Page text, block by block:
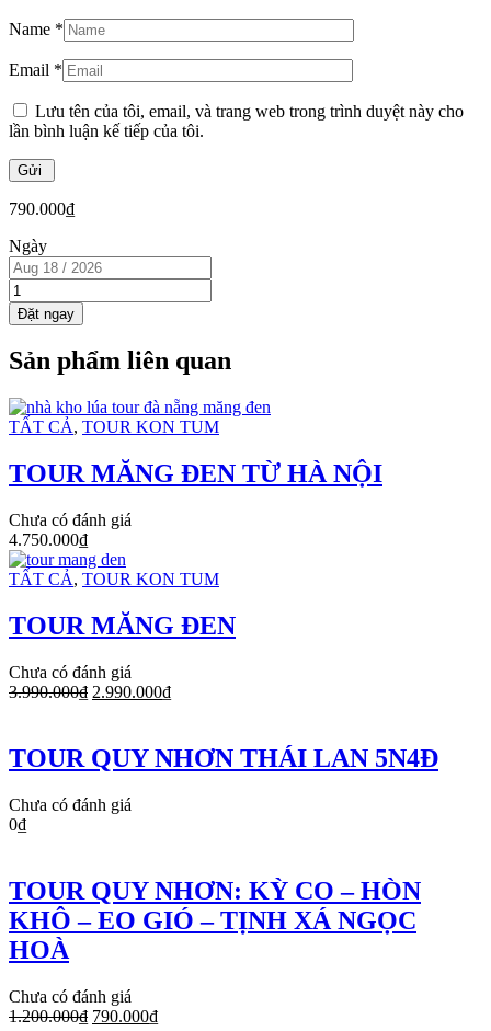
Name *
Email *
Lưu tên của tôi, email, và trang web trong trình duyệt này cho
lần bình luận kế tiếp của tôi.
790.000₫
Ngày
TOUR
HỒ
THƯỢNG
ĐEN
Đặt ngay
Sản phẩm liên quan
TẤT CẢ, TOUR KON TUM
TOUR MĂNG ĐEN TỪ HÀ NỘI
Chưa có đánh giá
4.750.000₫
TẤT CẢ, TOUR KON TUM
TOUR MĂNG ĐEN
Chưa có đánh giá
3.990.000₫ 2.990.000₫
TOUR QUY NHƠN THÁI LAN 5N4Đ
Chưa có đánh giá
0₫
TOUR QUY NHƠN: KỲ CO – HÒN
KHÔ – EO GIÓ – TỊNH XÁ NGỌC
HOÀ
Chưa có đánh giá
1.200.000₫ 790.000₫